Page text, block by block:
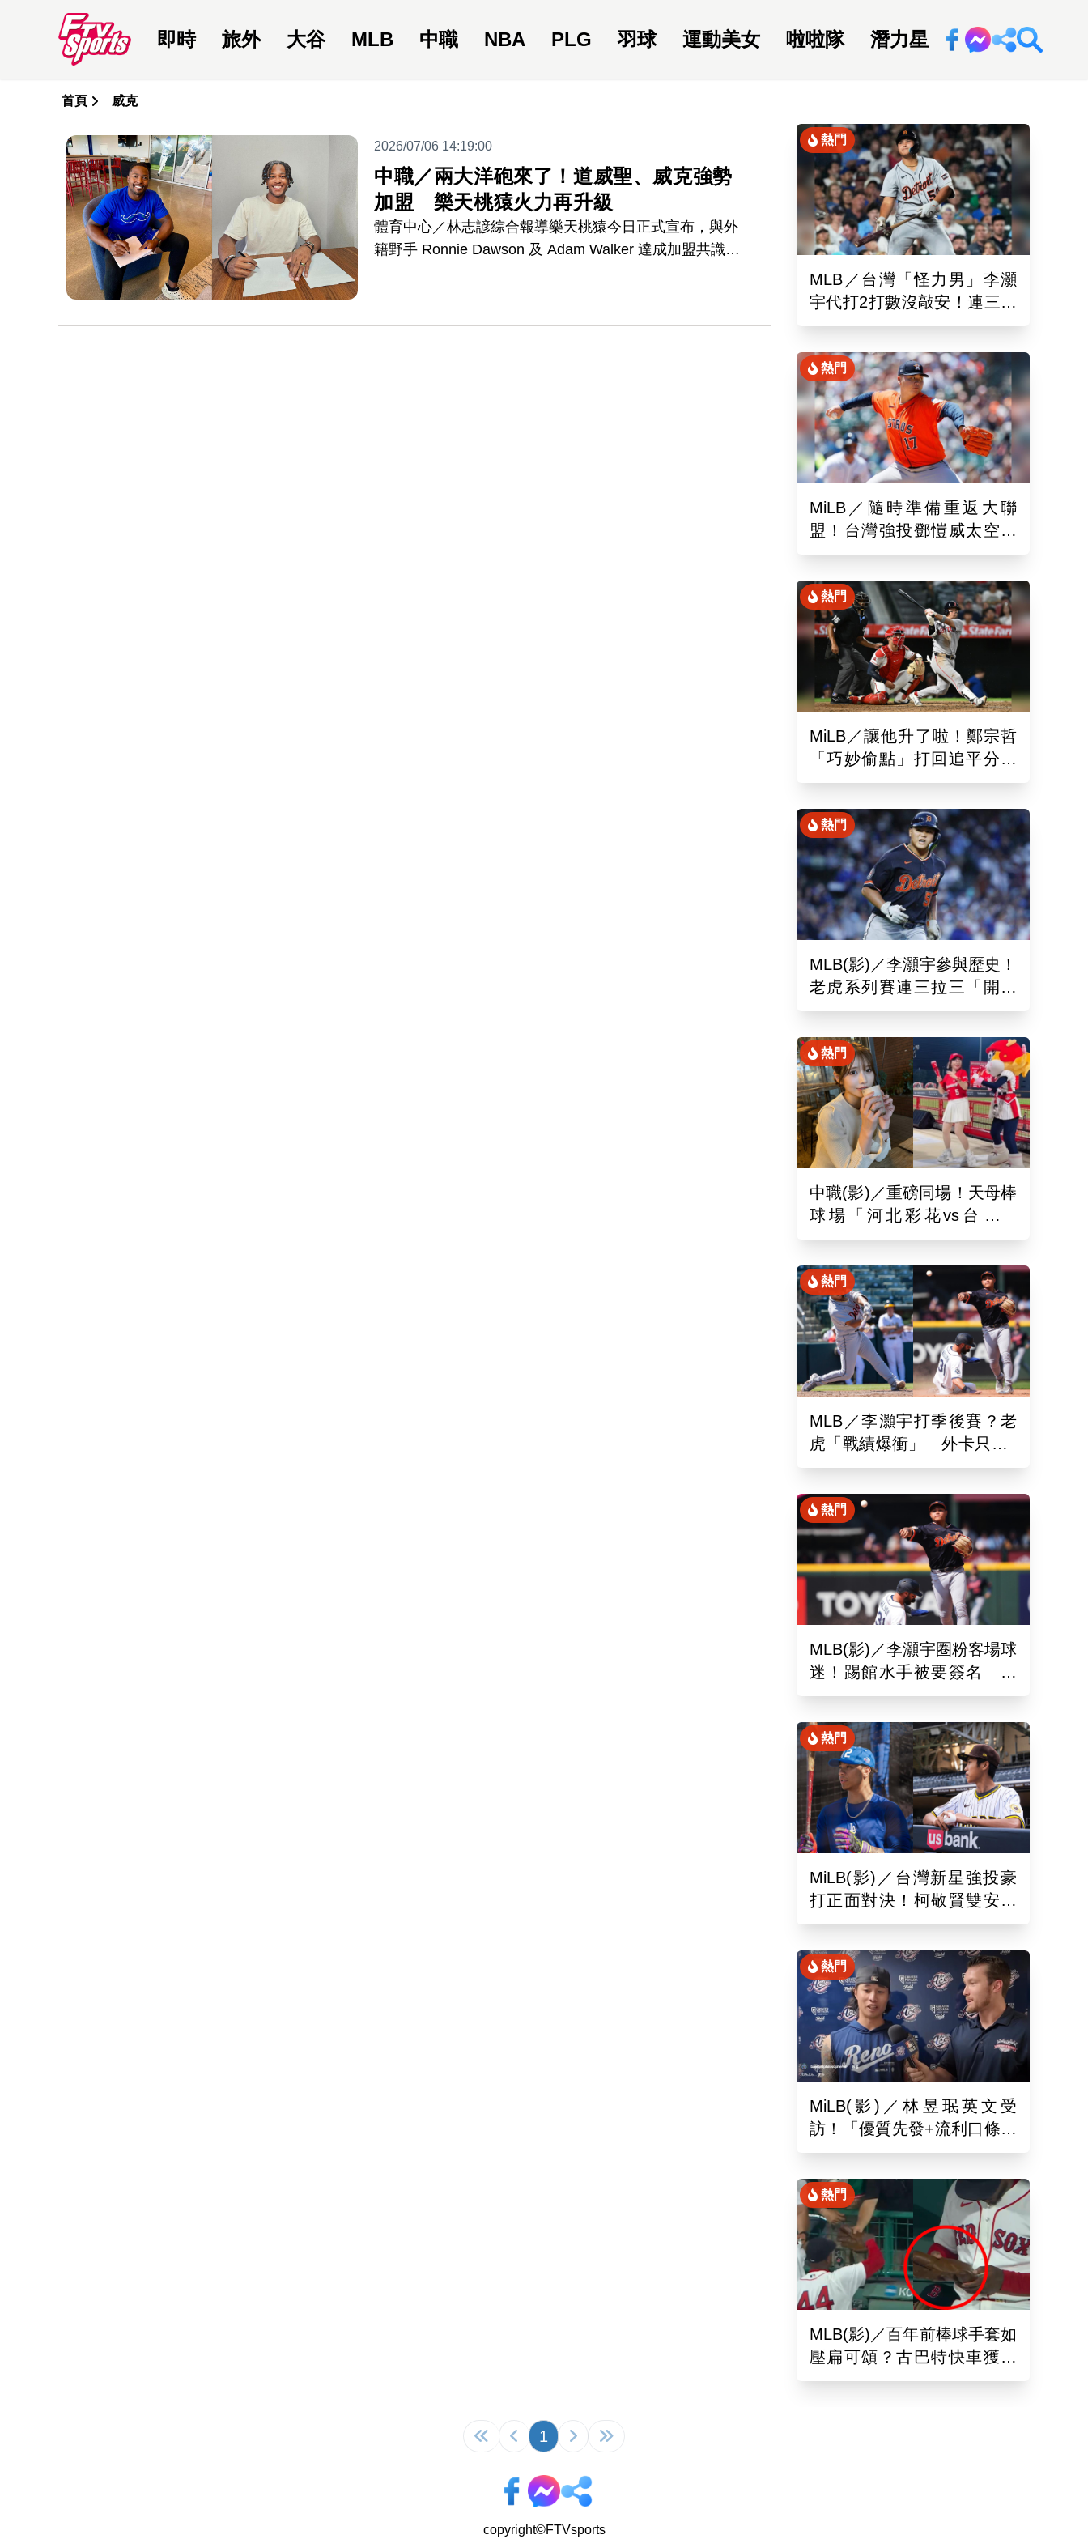
即時 旅外 大谷 MLB 中職 NBA PLG 羽球 運動美女 啦啦隊 潛力星 回新聞網
首頁 威克
2026/07/06 14:19:00
中職／兩大洋砲來了！道威聖、威克強勢
加盟 樂天桃猿火力再升級
體育中心／林志諺綜合報導樂天桃猿今日正式宣布，與外
籍野手 Ronnie Dawson 及 Adam Walker 達成加盟共識，
熱門
MLB／台灣「怪力男」李灝
宇代打2打數沒敲安！連三場
坐板凳 老虎11:0完封水手
熱門
MiLB／隨時準備重返大聯
盟！台灣強投鄧愷威太空人
3A登板後援1.2局飆3K
熱門
MiLB／讓他升了啦！鄭宗哲
「巧妙偷點」打回追平分助
隊以10比4大勝
熱門
MLB(影)／李灝宇參與歷史！
老虎系列賽連三拉三「開對
手魯閣」追平130年偉業
熱門
中職(影)／重磅同場！天母棒
球場「河北彩花vs台北彩
華」網挺：30年前彩華不輸
熱門
MLB／李灝宇打季後賽？老
虎「戰績爆衝」 外卡只差1
場、客場6系列賽連勝
熱門
MLB(影)／李灝宇圈粉客場球
迷！踢館水手被要簽名 當
地狂粉：終於見到你了
熱門
MiLB(影)／台灣新星強投豪
打正面對決！柯敬賢雙安狙
擊蘇嵐鴻
熱門
MiLB(影)／林昱珉英文受
訪！「優質先發+流利口條」
被讚爆 網：有Ray的感覺
熱門
MLB(影)／百年前棒球手套如
壓扁可頌？古巴特快車獲得
「極罕見古董」樂到爆
1
copyright©FTVsports